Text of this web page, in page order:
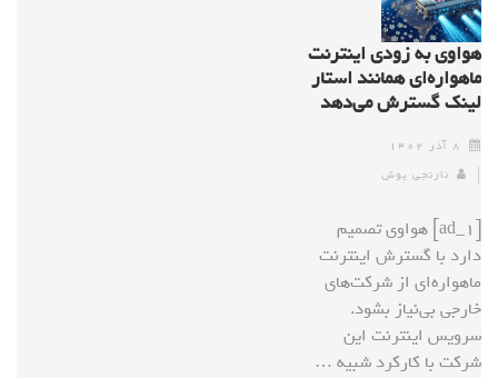
هواوی به زودی اینترنت
ماهواره‌ای همانند استار
لینک گسترش می‌دهد
۸ آذر ۱۴۰۲
نارنجی پوش
[ad_1] هواوی تصمیم
دارد با گسترش اینترنت
ماهواره‌ای از شرکت‌های
خارجی بی‌نیاز بشود.
سرویس اینترنت این
شرکت با کارکرد شبیه …